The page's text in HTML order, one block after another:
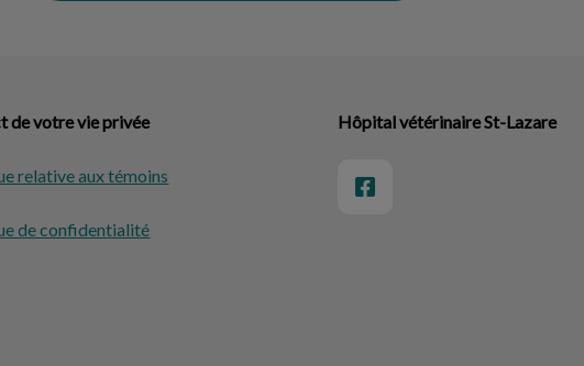
de votre vie privée
relative aux témoins
de confidentialité
Hôpital vétérinaire St-Lazare